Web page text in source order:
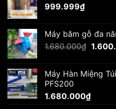
999.999₫
Máy băm gỗ đa
1.680.000₫ Giá
Máy Hàn Miệng
PFS200
1.680.000₫